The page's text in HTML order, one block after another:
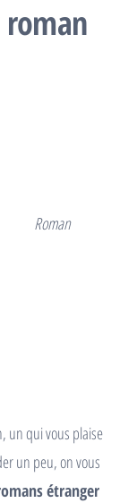
Roman
un qui vous plaise
un peu, on vous
étranger